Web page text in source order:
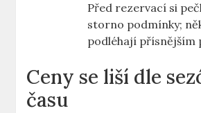
Před rezervací si
storno podmínky;
podléhají přísnějším
Ceny se liší dle
času